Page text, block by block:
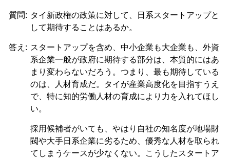
質問: タイ新政権の政策に対して、日系スタートアップと
して期待することはあるか。
答え: スタートアップを含め、中小企業も大企業も、外資
系企業一般が政府に期待する部分は、本質的にはあ
まり変わらないだろう。つまり、最も期待している
のは、人材育成だ。タイが産業高度化を目指すうえ
で、特に知的労働人材の育成により力を入れてほし
い。
採用候補者がいても、やはり自社の知名度が地場財
閥や大手日系企業に劣るため、優秀な人材を取られ
てしまうケースが少なくない。こうしたスタートア